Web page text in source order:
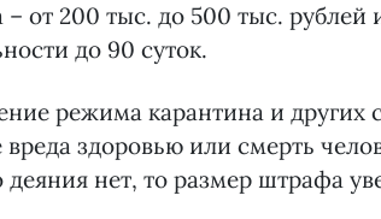
от 200 тыс. до 500 тыс. рублей
до 90 суток.
режима карантина и других
здоровью или смерть
деяния нет, то размер штрафа